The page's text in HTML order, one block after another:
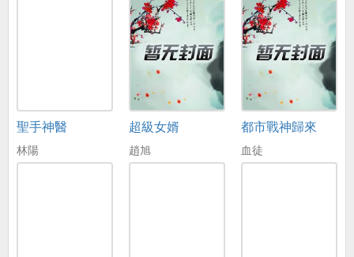
聖手神醫
林陽
超級女婿
趙旭
都市戰神歸來
血徒